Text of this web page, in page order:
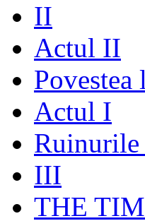
II
Actul II
Actul I
Ruinurile
III
THE